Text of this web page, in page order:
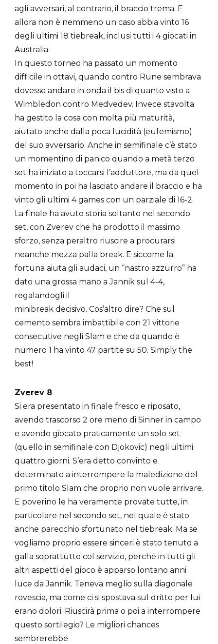
agli avversari, al contrario, il braccio trema. E
allora non è nemmeno un caso abbia vinto 16
degli ultimi 18 tiebreak, inclusi tutti i 4 giocati in
Australia.
In questo torneo ha passato un momento
difficile in ottavi, quando contro Rune sembrava
dovesse andare in onda il bis di quanto visto a
Wimbledon contro Medvedev. Invece stavolta
ha gestito la cosa con molta più maturità,
aiutato anche dalla poca lucidità (eufemismo)
del suo avversario. Anche in semifinale c’è stato
un momentino di panico quando a metà terzo
set ha iniziato a toccarsi l’adduttore, ma da quel
momento in poi ha lasciato andare il braccio e ha
vinto gli ultimi 4 games con un parziale di 16-2.
La finale ha avuto storia soltanto nel secondo
set, con Zverev che ha prodotto il massimo
sforzo, senza peraltro riuscire a procurarsi
neanche mezza palla break. E siccome la
fortuna aiuta gli audaci, un “nastro azzurro” ha
dato una grossa mano a Jannik sul 4-4,
regalandogli il
minibreak decisivo. Cos’altro dire? Che sul
cemento sembra imbattibile con 21 vittorie
consecutive negli Slam e che da quando è
numero 1 ha vinto 47 partite su 50. Simply the
best!
Zverev 8
Si era presentato in finale fresco e riposato,
avendo trascorso 2 ore meno di Sinner in campo
e avendo giocato praticamente un solo set
(quello in semifinale con Djokovic) negli ultimi
quattro giorni. S’era detto convinto e
determinato a interrompere la maledizione del
primo titolo Slam che proprio non vuole arrivare.
E poverino le ha veramente provate tutte, in
particolare nel secondo set, nel quale è stato
anche parecchio sfortunato nel tiebreak. Ma se
vogliamo proprio essere sinceri è stato tenuto a
galla soprattutto col servizio, perché in tutti gli
altri aspetti del gioco è apparso lontano anni
luce da Jannik. Teneva meglio sulla diagonale
rovescia, ma come ci si spostava sul dritto per lui
erano dolori. Riuscirà prima o poi a interrompere
questo sortilegio? Le migliori chances
sembrerebbe